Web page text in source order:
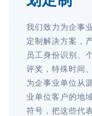
我们致力为企事
定制解决方案，
员工身份识别、
评奖，特殊时间
为企事业单位从
业单位客户的地
符号，把这些代